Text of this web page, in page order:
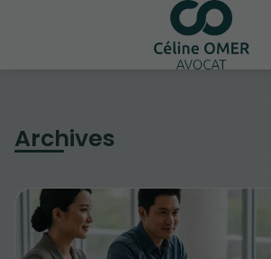
Archives